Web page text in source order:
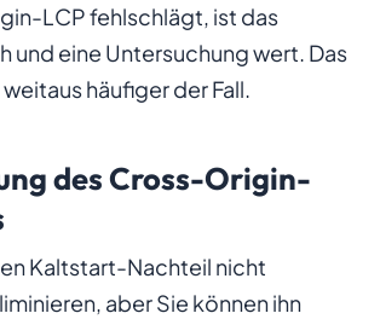
LCP fehlschlägt, ist das
und eine Untersuchung wert. Das
häufiger der Fall.
des Cross-Origin-
Kaltstart-Nachteil nicht
aber Sie können ihn